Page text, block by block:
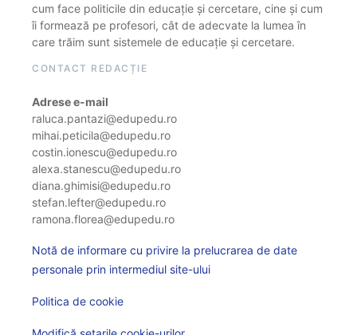
cum face politicile din educație și cercetare, cine și cum
îi formează pe profesori, cât de adecvate la lumea în
care trăim sunt sistemele de educație și cercetare.
CONTACT REDACȚIE
Adrese e-mail
raluca.pantazi@edupedu.ro
mihai.peticila@edupedu.ro
costin.ionescu@edupedu.ro
alexa.stanescu@edupedu.ro
diana.ghimisi@edupedu.ro
stefan.lefter@edupedu.ro
ramona.florea@edupedu.ro
Notă de informare cu privire la prelucrarea de date
personale prin intermediul site-ului
Politica de cookie